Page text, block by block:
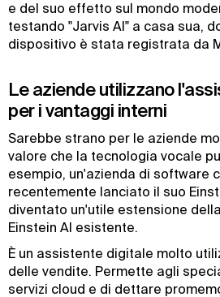
e del suo effetto sul mondo
testando "Jarvis AI" a casa sua,
dispositivo è stata registrata da
Le aziende utilizzano
per i vantaggi interni
Sarebbe strano per le aziende
valore che la tecnologia vocale
esempio, un'azienda di software
recentemente lanciato il suo
diventato un'utile estensione
Einstein AI esistente.
È un assistente digitale molto
delle vendite. Permette agli
servizi cloud e di dettare